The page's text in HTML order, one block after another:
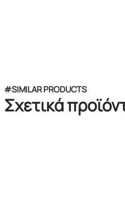
#SIMILAR PRODUCTS
Σχετικά